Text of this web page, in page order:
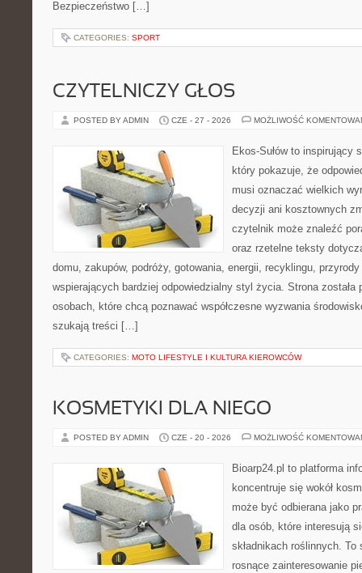
Bezpieczeństwo […]
CATEGORIES: SPORT
CZYTELNICZY GŁOS
POSTED BY ADMIN CZE - 27 - 2026 MOŻLIWOŚĆ
Ekos-Sułów to inspirujący
który pokazuje, że
musi oznaczać wielkich
decyzji ani kosztownych
czytelnik może znaleźć
oraz rzetelne teksty
domu, zakupów, podróży, gotowania, energii, recyklingu,
wspierających bardziej odpowiedzialny styl życia. Strona została
osobach, które chcą poznawać współczesne wyzwania
szukają treści […]
CATEGORIES: MOTO LIFESTYLE I KULTURA KIEROWCÓW
KOSMETYKI DLA NIEGO
POSTED BY ADMIN CZE - 20 - 2026 MOŻLIWOŚĆ
Bioarp24.pl to platforma
koncentruje się wokół
może być odbierana jako
dla osób, które interesują
składnikach roślinnych.
rosnące zainteresowanie